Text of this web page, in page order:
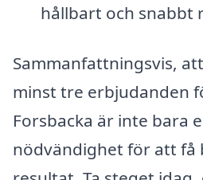
hållbart och snabbt
Sammanfattningsvis,
minst tre erbjudanden
Forsbacka är inte bara
nödvändighet för att få